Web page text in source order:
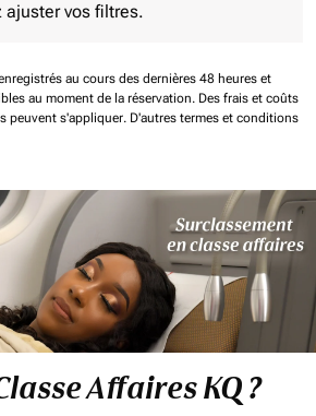
vos filtres.
au cours des dernières 48 heures et
au moment de la réservation. Des frais et coûts
peuvent s'appliquer. D'autres termes et conditions
Affaires KQ ?